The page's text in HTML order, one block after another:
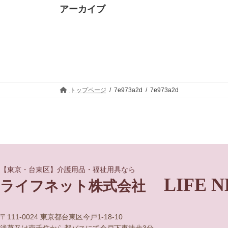
アーカイブ
トップページ 7e973a2d 7e973a2d
【東京・台東区】介護用品・福祉用具なら
ライフネット株式会社 LIFE
グ
ル
ー
リ
ン
グ
ル
ー
リ
ン
〒111-0024 東京都台東区今戸1-18-10